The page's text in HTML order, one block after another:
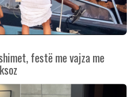
festë me vajza me